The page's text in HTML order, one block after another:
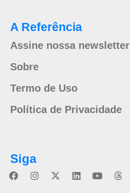
A Referência
Assine nossa newsletter
Sobre
Termo de Uso
Política de Privacidade
Siga